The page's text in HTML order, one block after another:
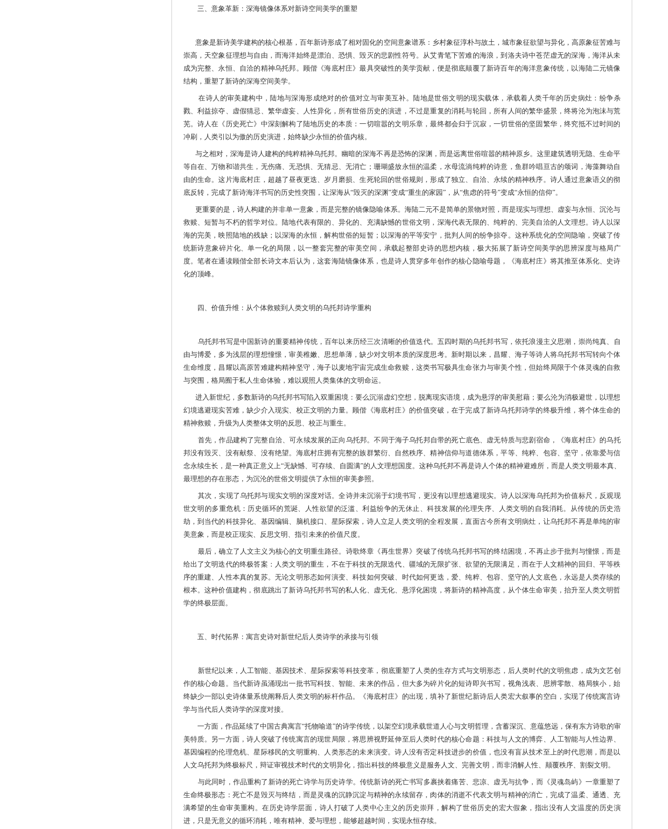
三、意象革新：深海镜像体系对新诗空间美学的重塑
意象是新诗美学建构的核心根基，百年新诗形成了相对固化的空间意象谱系：乡村象征淳朴与故土，城市象征欲望与异化，高原象征苦难与
崇高，天空象征理想与自由，而海洋始终是漂泊、恐惧、毁灭的悲剧性符号。从艾青笔下苦难的海浪，到洛夫诗中苍茫虚无的深海，海洋从未
成为完整、永恒、自洽的精神乌托邦。顾偕《海底村庄》最具突破性的美学贡献，便是彻底颠覆了新诗百年的海洋意象传统，以海陆二元镜像
结构，重塑了新诗的深海空间美学。
在诗人的审美建构中，陆地与深海形成绝对的价值对立与审美互补。陆地是世俗文明的现实载体，承载着人类千年的历史病灶：纷争杀
戮、利益掠夺、虚假猜忌、繁华虚妄、人性异化，所有世俗历史的演进，不过是重复的消耗与轮回，所有人间的繁华盛景，终将沦为泡沫与荒
芜。诗人在《历史死亡》中深刻解构了陆地历史的本质：一切喧嚣的文明乐章，最终都会归于沉寂，一切世俗的坚固繁华，终究抵不过时间的
冲刷，人类引以为傲的历史演进，始终缺少永恒的价值内核。
与之相对，深海是诗人建构的纯粹精神乌托邦。幽暗的深海不再是恐怖的深渊，而是远离世俗喧嚣的精神原乡。这里建筑透明无隐、生命平
等自在、万物和谐共生，无伤痛、无恐惧、无猜忌、无消亡；珊瑚盛放永恒的温柔，水母流淌纯粹的诗意，鱼群吟唱亘古的颂词，海藻舞动自
由的生命。这片海底村庄，超越了昼夜更迭、岁月磨损、生死轮回的世俗规则，形成了独立、自洽、永续的精神秩序。诗人通过意象语义的彻
底反转，完成了新诗海洋书写的历史性突围，让深海从“毁灭的深渊”变成“重生的家园”，从“焦虑的符号”变成“永恒的信仰”。
更重要的是，诗人构建的并非单一意象，而是完整的镜像隐喻体系。海陆二元不是简单的景物对照，而是现实与理想、虚妄与永恒、沉沦与
救赎、短暂与不朽的哲学对位。陆地代表有限的、异化的、充满缺憾的世俗文明，深海代表无限的、纯粹的、完美自洽的人文理想。诗人以深
海的完美，映照陆地的残缺；以深海的永恒，解构世俗的短暂；以深海的平等安宁，批判人间的纷争掠夺。这种系统化的空间隐喻，突破了传
统新诗意象碎片化、单一化的局限，以一整套完整的审美空间，承载起整部史诗的思想内核，极大拓展了新诗空间美学的思辨深度与格局广
度。笔者在通读顾偕全部长诗文本后认为，这套海陆镜像体系，也是诗人贯穿多年创作的核心隐喻母题，《海底村庄》将其推至体系化、史诗
化的顶峰。
四、价值升维：从个体救赎到人类文明的乌托邦诗学重构
乌托邦书写是中国新诗的重要精神传统，百年以来历经三次清晰的价值迭代。五四时期的乌托邦书写，依托浪漫主义思潮，崇尚纯真、自
由与博爱，多为浅层的理想憧憬，审美稚嫩、思想单薄，缺少对文明本质的深度思考。新时期以来，昌耀、海子等诗人将乌托邦书写转向个体
生命维度，昌耀以高原苦难建构精神坚守，海子以麦地宇宙完成生命救赎，这类书写极具生命张力与审美个性，但始终局限于个体灵魂的自救
与突围，格局囿于私人生命体验，难以观照人类集体的文明命运。
进入新世纪，多数新诗的乌托邦书写陷入双重困境：要么沉溺虚幻空想，脱离现实语境，成为悬浮的审美慰藉；要么沦为消极避世，以理想
幻境逃避现实苦难，缺少介入现实、校正文明的力量。顾偕《海底村庄》的价值突破，在于完成了新诗乌托邦诗学的终极升维，将个体生命的
精神救赎，升级为人类整体文明的反思、校正与重生。
首先，作品建构了完整自洽、可永续发展的正向乌托邦。不同于海子乌托邦自带的死亡底色、虚无特质与悲剧宿命，《海底村庄》的乌托
邦没有毁灭、没有献祭、没有绝望。海底村庄拥有完整的族群繁衍、自然秩序、精神信仰与道德体系，平等、纯粹、包容、坚守，依靠爱与信
念永续生长，是一种真正意义上“无缺憾、可存续、自圆满”的人文理想国度。这种乌托邦不再是诗人个体的精神避难所，而是人类文明最本真、
最理想的存在形态，为沉沦的世俗文明提供了永恒的审美参照。
其次，实现了乌托邦与现实文明的深度对话。全诗并未沉溺于幻境书写，更没有以理想逃避现实。诗人以深海乌托邦为价值标尺，反观现
世文明的多重危机：历史循环的荒诞、人性欲望的泛滥、利益纷争的无休止、科技发展的伦理失序、人类文明的自我消耗。从传统的历史浩
劫，到当代的科技异化、基因编辑、脑机接口、星际探索，诗人立足人类文明的全程发展，直面古今所有文明病灶，让乌托邦不再是单纯的审
美意象，而是校正现实、反思文明、指引未来的价值尺度。
最后，确立了人文主义为核心的文明重生路径。诗歌终章《再生世界》突破了传统乌托邦书写的终结困境，不再止步于批判与憧憬，而是
给出了文明迭代的终极答案：人类文明的重生，不在于科技的无限迭代、疆域的无限扩张、欲望的无限满足，而在于人文精神的回归、平等秩
序的重建、人性本真的复苏。无论文明形态如何演变、科技如何突破、时代如何更迭，爱、纯粹、包容、坚守的人文底色，永远是人类存续的
根本。这种价值建构，彻底跳出了新诗乌托邦书写的私人化、虚无化、悬浮化困境，将新诗的精神高度，从个体生命审美，抬升至人类文明哲
学的终极层面。
五、时代拓界：寓言史诗对新世纪后人类诗学的承接与引领
新世纪以来，人工智能、基因技术、星际探索等科技变革，彻底重塑了人类的生存方式与文明形态，后人类时代的文明焦虑，成为文艺创
作的核心命题。当代新诗虽涌现出一批书写科技、智能、未来的作品，但大多为碎片化的短诗即兴书写，视角浅表、思辨零散、格局狭小，始
终缺少一部以史诗体量系统阐释后人类文明的标杆作品。《海底村庄》的出现，填补了新世纪新诗后人类宏大叙事的空白，实现了传统寓言诗
学与当代后人类诗学的深度对接。
一方面，作品延续了中国古典寓言“托物喻道”的诗学传统，以架空幻境承载世道人心与文明哲理，含蓄深沉、意蕴悠远，保有东方诗歌的审
美特质。另一方面，诗人突破了传统寓言的现世局限，将思辨视野延伸至后人类时代的核心命题：科技与人文的博弈、人工智能与人性边界、
基因编程的伦理危机、星际移民的文明重构、人类形态的未来演变。诗人没有否定科技进步的价值，也没有盲从技术至上的时代思潮，而是以
人文乌托邦为终极标尺，辩证审视技术时代的文明异化，指出科技的终极意义是服务人文、完善文明，而非消解人性、颠覆秩序、割裂文明。
与此同时，作品重构了新诗的死亡诗学与历史诗学。传统新诗的死亡书写多裹挟着痛苦、悲凉、虚无与抗争，而《灵魂岛屿》一章重塑了
生命终极形态：死亡不是毁灭与终结，而是灵魂的沉静沉淀与精神的永续留存，肉体的消逝不代表文明与精神的消亡，完成了温柔、通透、充
满希望的生命审美重构。在历史诗学层面，诗人打破了人类中心主义的历史崇拜，解构了世俗历史的宏大假象，指出没有人文温度的历史演
进，只是无意义的循环消耗，唯有精神、爱与理想，能够超越时间，实现永恒存续。